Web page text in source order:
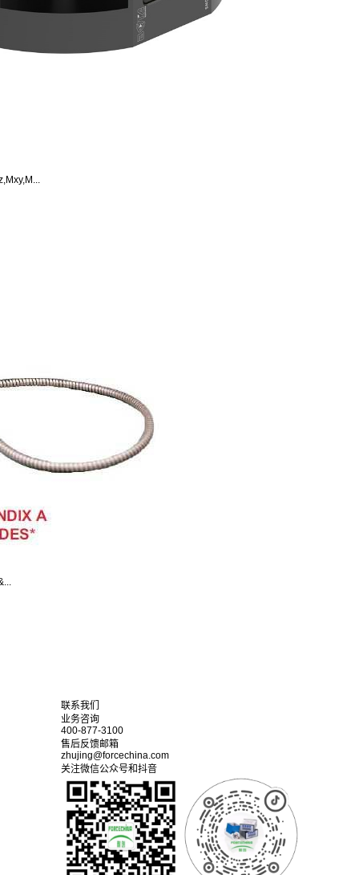
联系我们
业务咨询
400-877-3100
售后反馈邮箱
zhujing@forcechina.com
关注微信公众号和抖音